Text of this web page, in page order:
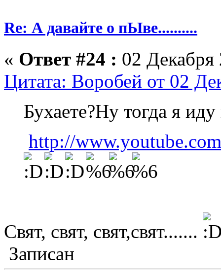
Re: А давайте о пЫве..........
« Ответ #24 : 02
Цитата: Воробей от 02
Бухаете?Ну тогда я
http://
Свят, свят, свят,свят.......
Записан